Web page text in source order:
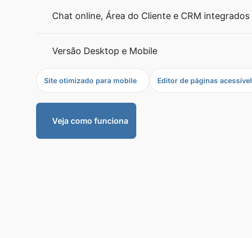
Chat online, Área do Cliente e CRM integrados
Versão Desktop e Mobile
Site otimizado para mobile Editor de páginas acessível
Veja como funciona